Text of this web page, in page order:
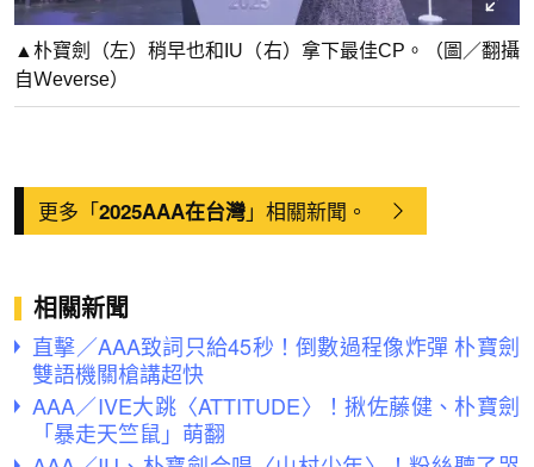
▲朴寶劍（左）稍早也和IU（右）拿下最佳CP。（圖／翻攝
自Ｗeverse）
更多「2025AAA在台灣」相關新聞。
相關新聞
直擊／AAA致詞只給45秒！倒數過程像炸彈 朴寶劍
雙語機關槍講超快
AAA／IVE大跳〈ATTITUDE〉！揪佐藤健、朴寶劍
「暴走天竺鼠」萌翻